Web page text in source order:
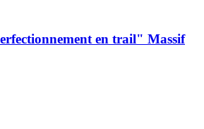
en trail" Massif